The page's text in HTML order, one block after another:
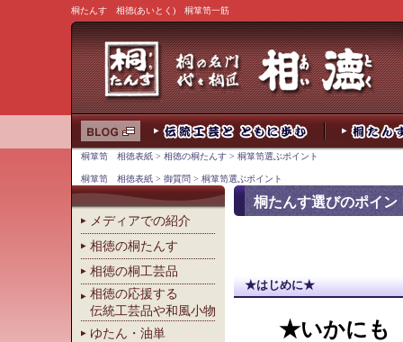
桐たんす 相徳(あいとく) 桐箪笥一筋
桐箪笥 相徳表紙 > 相徳の桐たんす > 桐箪笥選ぶポイント
桐箪笥 相徳表紙 > 御質問 > 桐箪笥選ぶポイント
メディアでの紹介
相徳の桐たんす
相徳の桐工芸品
相徳の応援する
伝統工芸品や和風小物
ゆたん・油単
桐たんす選びのポイン
★はじめに★
★いかにも